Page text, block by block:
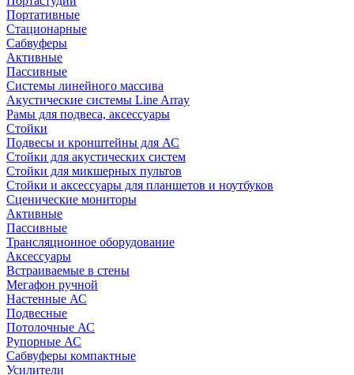
Портативные
Стационарные
Сабвуферы
Активные
Пассивные
Системы линейного массива
Акустические системы Line Array
Рамы для подвеса, аксессуары
Стойки
Подвесы и кронштейны для АС
Стойки для акустических систем
Стойки для микшерных пультов
Стойки и аксессуары для планшетов и ноутбуков
Сценические мониторы
Активные
Пассивные
Трансляционное оборудование
Аксессуары
Встраиваемые в стены
Мегафон ручной
Настенные АС
Подвесные
Потолочные АС
Рупорные АС
Сабвуферы компактные
Усилители